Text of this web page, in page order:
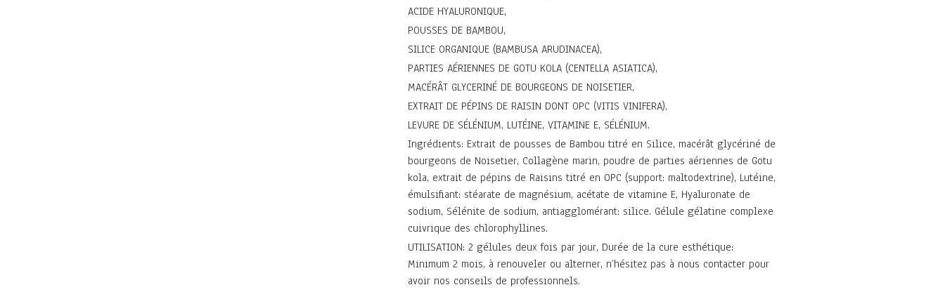
ACIDE HYALURONIQUE,
POUSSES DE BAMBOU,
SILICE ORGANIQUE (BAMBUSA ARUDINACEA),
PARTIES AÉRIENNES DE GOTU KOLA (CENTELLA ASIATICA),
MACÉRÂT GLYCERINÉ DE BOURGEONS DE NOISETIER,
EXTRAIT DE PÉPINS DE RAISIN DONT OPC (VITIS VINIFERA),
LEVURE DE SÉLÉNIUM, LUTÉINE, VITAMINE E, SÉLÉNIUM.
Ingrédients: Extrait de pousses de Bambou titré en Silice, macérât glycériné de
bourgeons de Noisetier, Collagène marin, poudre de parties aériennes de Gotu
kola, extrait de pépins de Raisins titré en OPC (support: maltodextrine), Lutéine,
émulsifiant: stéarate de magnésium, acétate de vitamine E, Hyaluronate de
sodium, Sélénite de sodium, antiagglomérant: silice. Gélule gélatine complexe
cuivrique des chlorophyllines.
UTILISATION: 2 gélules deux fois par jour, Durée de la cure esthétique:
Minimum 2 mois, à renouveler ou alterner, n’hésitez pas à nous contacter pour
avoir nos conseils de professionnels.